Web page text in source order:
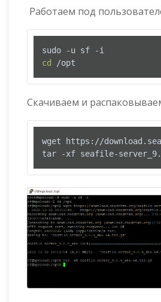
Работаем под
cd
/opt
Скачиваем и
wget https://
tar -xf seafile-